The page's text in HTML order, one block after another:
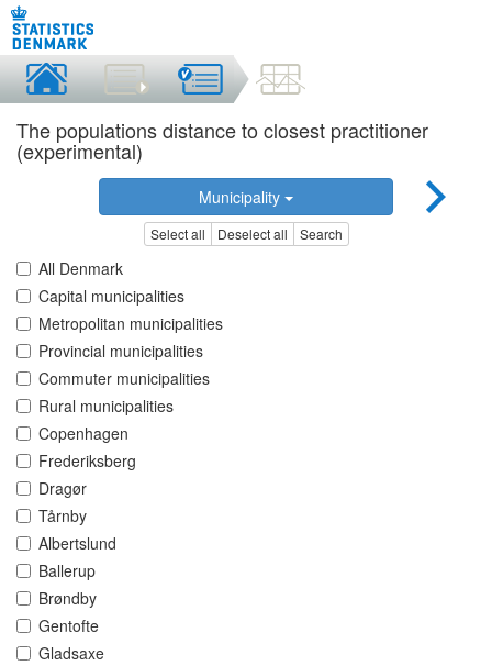
The populations distance to closest practitioner
(experimental)
Municipality
Select all Deselect all Search
All Denmark
Capital municipalities
Metropolitan municipalities
Provincial municipalities
Commuter municipalities
Rural municipalities
Copenhagen
Frederiksberg
Dragør
Tårnby
Albertslund
Ballerup
Brøndby
Gentofte
Gladsaxe